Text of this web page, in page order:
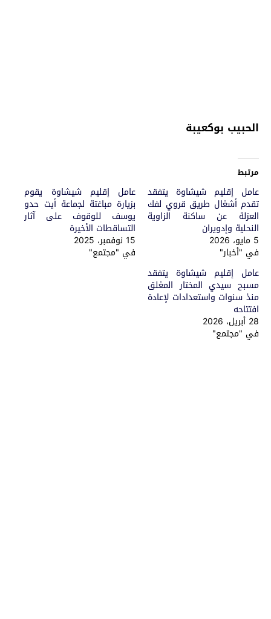
الحبيب بوكعيبة
مرتبط
عامل إقليم شيشاوة يتفقد
تقدم أشغال طريق قروي لفك
العزلة عن ساكنة الزاوية
النحلية وإدويران
5 مايو، 2026
في "أخبار"
عامل إقليم شيشاوة يقوم
بزيارة مباغتة لجماعة أيت حدو
يوسف للوقوف على آثار
التساقطات الأخيرة
15 نوفمبر، 2025
في "مجتمع"
عامل إقليم شيشاوة يتفقد
مسبح سيدي المختار المغلق
منذ سنوات واستعدادات لإعادة
افتتاحه
28 أبريل، 2026
في "مجتمع"